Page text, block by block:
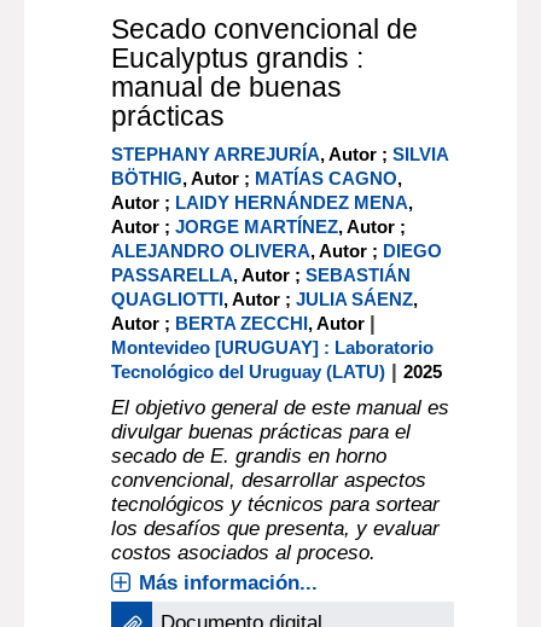
Secado convencional de
Eucalyptus grandis :
manual de buenas
prácticas
STEPHANY ARREJURÍA, Autor ;SILVIA
BÖTHIG, Autor ; MATÍAS CAGNO,
Autor ; LAIDY HERNÁNDEZ MENA,
Autor ;JORGE MARTÍNEZ, Autor ;
ALEJANDRO OLIVERA, Autor ; DIEGO
PASSARELLA, Autor ;SEBASTIÁN
QUAGLIOTTI, Autor ;JULIA SÁENZ,
Autor ; BERTA ZECCHI, Autor |
Montevideo [URUGUAY] : Laboratorio
Tecnológico del Uruguay (LATU) |2025
El objetivo general de este manual es
divulgar buenas prácticas para el
secado de E. grandis en horno
convencional, desarrollar aspectos
tecnológicos y técnicos para sortear
los desafíos que presenta, y evaluar
costos asociados al proceso.
Más información...